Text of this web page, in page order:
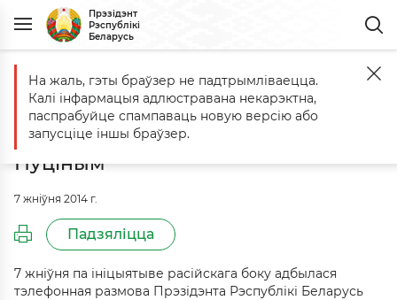
Прэзідэнт
Рэспублікі
Беларусь
Галоўная Падзеі Тэлефонная размова з Прэзідэнтам Расіі
Тэлефонная размова з
Прэзідэнтам Расіі Уладзімірам
Пуціным
7 жніўня 2014 г.
Падзяліцца
7 жніўня па ініцыятыве расійскага боку адбылася
тэлефонная размова Прэзідэнта Рэспублікі Беларусь
На жаль, гэты браўзер не падтрымліваецца.
Калі інфармацыя адлюстравана некарэктна,
паспрабуйце спампаваць новую версію або
запусціце іншы браўзер.